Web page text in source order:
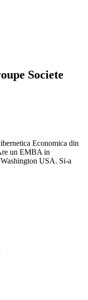
Societe
Economica din
un EMBA in
USA. Si-a